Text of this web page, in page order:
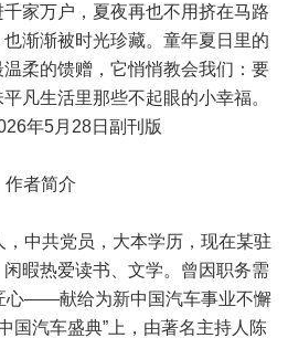
万户，夏夜再也不用挤在马路
渐渐被时光珍藏。童年夏日里的
柔的馈赠，它悄悄教会我们：要
凡生活里那些不起眼的小幸福。
年5月28日副刊版
作者简介
中共党员，大本学历，现在某驻
暇热爱读书、文学。曾因职务需
心——献给为新中国汽车事业不懈
国汽车盛典”上，由著名主持人陈